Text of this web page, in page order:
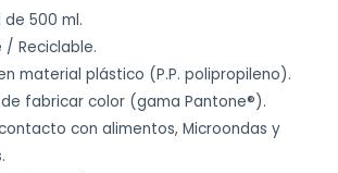
500 ml.
/ Reciclable.
material plástico (P.P. polipropileno).
fabricar color (gama Pantone®).
con alimentos, Microondas y